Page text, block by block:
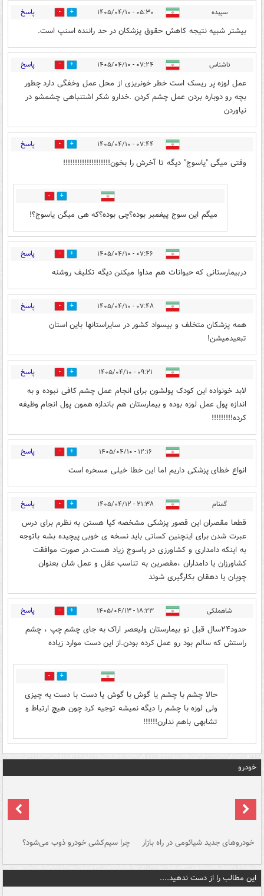
سپیده ۰۵:۳۰ - ۱۴۰۵/۰۴/۱۰ 0 پاسخ
بیشتر شبیه نتیجه کاهش حقوق پزشکان در حد راننده اسنپ است.
ناشناس ۰۷:۲۴ - ۱۴۰۵/۰۴/۱۰ 1 پاسخ
عمل لوزه پر ریسک است خطر خونریزی از محل عمل وخفگی دارد چطور
بچه رو دوباره بردن عمل چشم کردن .خدارو شکر اشتنباهی چشمشو در
نیاوردن
۰۷:۴۴ - ۱۴۰۵/۰۴/۱۰ 1 پاسخ
وقتی میگی "یاسوج" دیگه تا آخرش را بخون!!!!!!!!!!!!!!!!!!!!
0
میگم این سوج پیغمبر بوده؟چی بوده؟که هی میگن یاسوج؟!
۰۷:۴۶ - ۱۴۰۵/۰۴/۱۰ 1 پاسخ
دربیمارستانی که حیوانات هم مداوا میکنن دیگه تکلیف روشنه
۰۷:۴۸ - ۱۴۰۵/۰۴/۱۰ 1 پاسخ
همه پزشکان متخلف و بیسواد کشور در سایراستانها باین استان
تبعیدمیشن!
۰۹:۲۱ - ۱۴۰۵/۰۴/۱۰ 1 پاسخ
لابد خونواده این کودک پولشون برای انجام عمل چشم کافی نبوده و به
اندازه پول عمل لوزه بوده و بیمارستان هم باندازه همون پول انجام وظیفه
کرده!!!!!!!!!
۱۲:۱۶ - ۱۴۰۵/۰۴/۱۰ 0 پاسخ
انواع خطای پزشکی داریم اما این خطا خیلی مسخره است
گمنام ۲۱:۳۸ - ۱۴۰۵/۰۴/۱۲ 0 پاسخ
قطعا مقصران این قصور پزشکی مشخصه کیا هستن به نظرم برای درس
عبرت شدن برای اینچنین کسانی باید نسخه ی خوبی پیچیده بشه باتوجه
به اینکه دامداری و کشاورزی در یاسوج زیاد هست.در صورت موافقت
کشاورزان یا دامداران ،مقصرین به تناسب عقل و عمل شان بعنوان
چوپان یا دهقان بکارگیری شوند
شاهملکی ۱۸:۲۳ - ۱۴۰۵/۰۴/۱۳ 1 پاسخ
حدود۲۴سال قبل تو بیمارستان ولیعصر اراک به جای چشم چپ ، چشم
راستش که سالم بود رو عمل کرده بودن.از این دست موارد زیاده
1
حالا چشم با چشم یا گوش با گوش یا دست با دست یه چیزی
ولی لوزه با چشم را دیگه نمیشه توجیه کرد چون هیچ ارتباط و
تشابهی باهم ندارن!!!!!!
خودرو
خودروهای جدید شیائومی در راه بازار چرا سیم‌کشی خودرو ذوب می‌شود؟
این مطالب را از دست ندهید....